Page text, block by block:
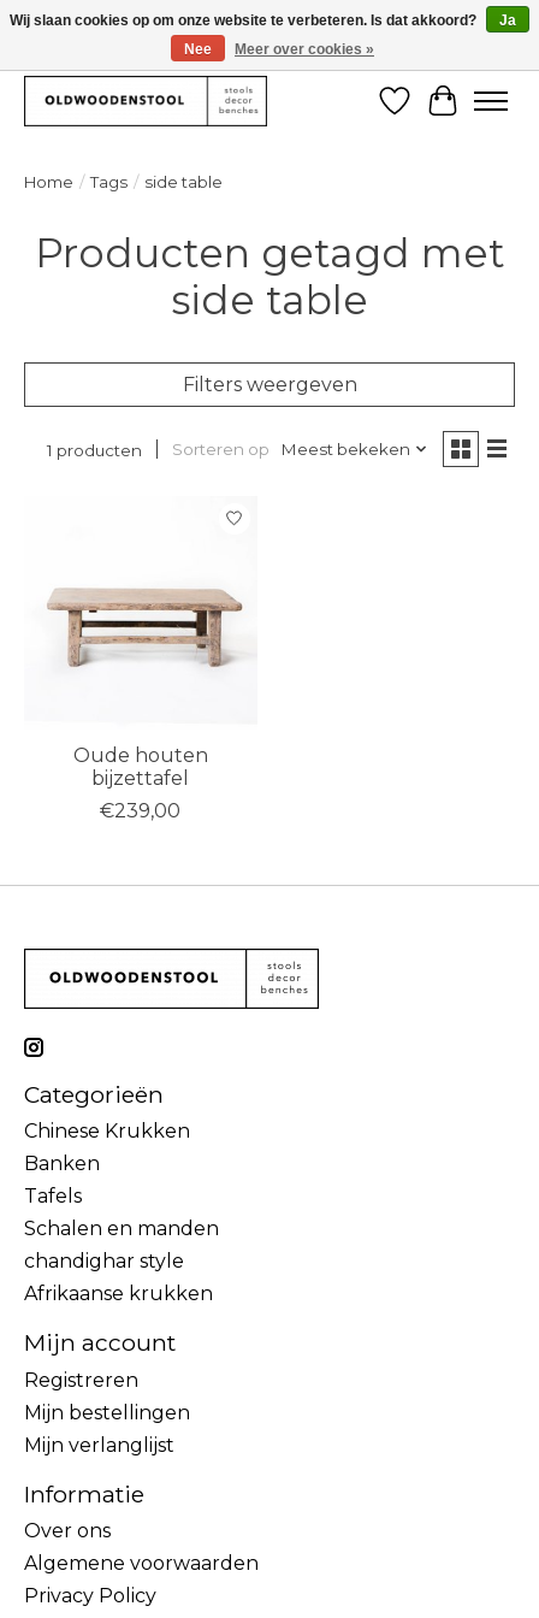
We deliver our products worlwide!
Verlanglijst
Home / Tags / side table
Producten getagd met
side table
Filters weergeven
1 producten Sorteren op Meest bekeken
Oude houten
bijzettafel
€239,00
Categorieën
Chinese Krukken
Banken
Tafels
Schalen en manden
chandighar style
Afrikaanse krukken
Mijn account
Registreren
Mijn bestellingen
Mijn verlanglijst
Informatie
Over ons
Algemene voorwaarden
Privacy Policy
Wij slaan cookies op om onze website te verbeteren. Is dat akkoord?
Ja
Nee
Meer over cookies »